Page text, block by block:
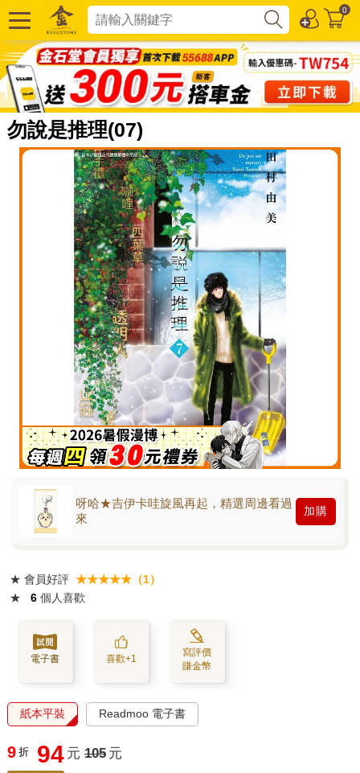
0
勿說是推理(07)
呀哈★吉伊卡哇旋風再起，精選周邊看過
來
加購
★ 會員好評 ★★★★★（1）
★
6 個人喜歡
電子書 喜歡+1
寫評價
賺金幣
紙本平裝 Readmoo 電子書
9 折 94 元 105 元